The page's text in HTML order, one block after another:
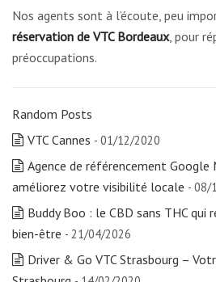
Nos agents sont à l’écoute, peu
réservation de VTC Bordeaux, pour
préoccupations.
Random Posts
VTC Cannes - 01/12/2020
Agence de référencement Google
améliorez votre visibilité locale - 08/
Buddy Boo : le CBD sans THC qui
bien-être - 21/04/2026
Driver & Go VTC Strasbourg –